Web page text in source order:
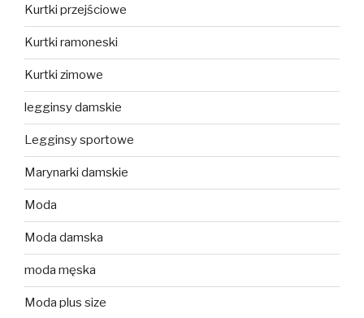
Kurtki przejściowe
Kurtki ramoneski
Kurtki zimowe
legginsy damskie
Legginsy sportowe
Marynarki damskie
Moda
Moda damska
moda męska
Moda plus size